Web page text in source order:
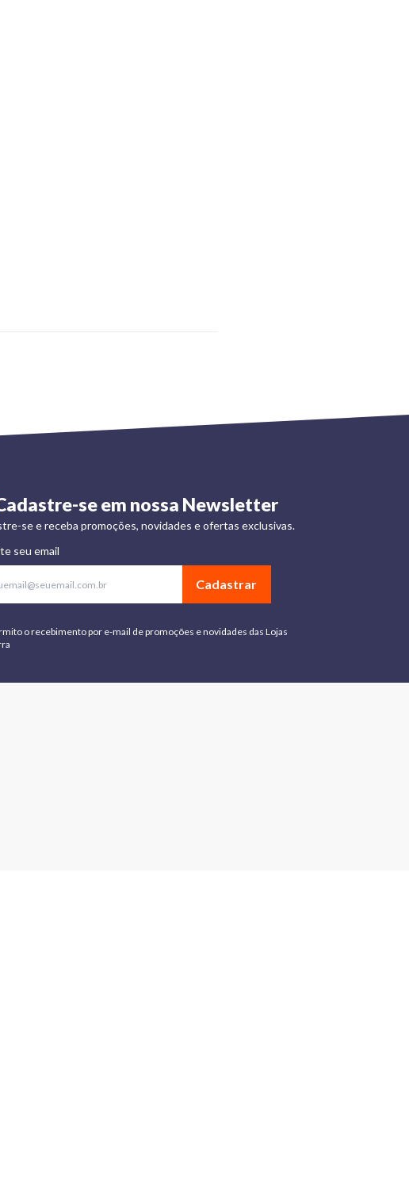
se em nossa Newsletter
se e receba promoções, novidades e ofertas exclusivas.
seu email
Cadastrar
o recebimento por e-mail de promoções e novidades das Lojas